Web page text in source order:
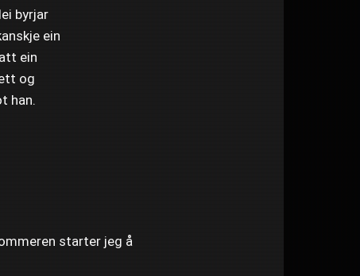
byrjar
ein
ein
og
han.
starter jeg å